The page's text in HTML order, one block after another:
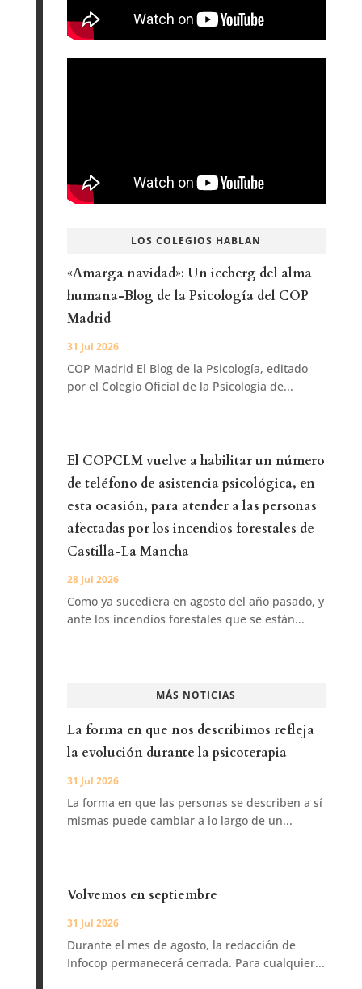
LOS COLEGIOS HABLAN
«Amarga navidad»: Un iceberg del alma
humana-Blog de la Psicología del COP
Madrid
31 Jul 2026
COP Madrid El Blog de la Psicología, editado
por el Colegio Oficial de la Psicología de...
El COPCLM vuelve a habilitar un número
de teléfono de asistencia psicológica, en
esta ocasión, para atender a las personas
afectadas por los incendios forestales de
Castilla-La Mancha
28 Jul 2026
Como ya sucediera en agosto del año pasado, y
ante los incendios forestales que se están...
MÁS NOTICIAS
La forma en que nos describimos refleja
la evolución durante la psicoterapia
31 Jul 2026
La forma en que las personas se describen a sí
mismas puede cambiar a lo largo de un...
Volvemos en septiembre
31 Jul 2026
Durante el mes de agosto, la redacción de
Infocop permanecerá cerrada. Para cualquier...